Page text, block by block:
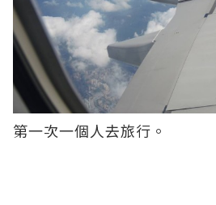
第一次一個人去旅行。